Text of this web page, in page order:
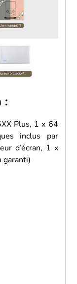
:
Plus, 1 x 64
inclus par
d’écran, 1 x
garanti)